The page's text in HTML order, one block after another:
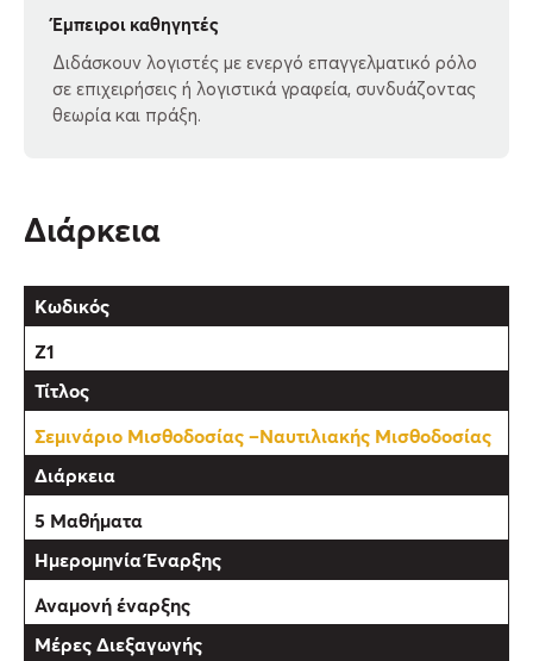
Έμπειροι καθηγητές
Διδάσκουν λογιστές με ενεργό επαγγελματικό ρόλο
σε επιχειρήσεις ή λογιστικά γραφεία, συνδυάζοντας
θεωρία και πράξη.
Διάρκεια
Z1
Σεμινάριο Μισθοδοσίας –Ναυτιλιακής Μισθοδοσίας
5 Μαθήματα
Αναμονή έναρξης